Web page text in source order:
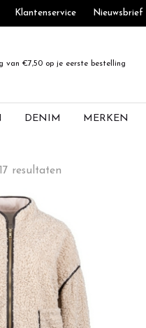
Klantenservice Nieuwsbrief
van €7,50 op je eerste bestelling
DENIM MERKEN
17 resultaten